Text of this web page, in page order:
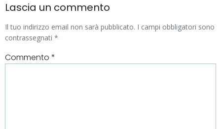
Lascia un commento
Il tuo indirizzo email non sarà pubblicato. I campi obbligatori sono
contrassegnati *
Commento *